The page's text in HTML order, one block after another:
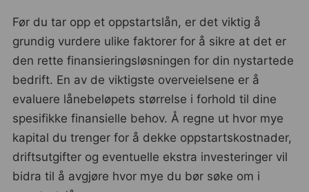
Før du tar opp et oppstartslån, er det viktig å
grundig vurdere ulike faktorer for å sikre at det er
den rette finansieringsløsningen for din nystartede
bedrift. En av de viktigste overveielsene er å
evaluere lånebeløpets størrelse i forhold til dine
spesifikke finansielle behov. Å regne ut hvor mye
kapital du trenger for å dekke oppstartskostnader,
driftsutgifter og eventuelle ekstra investeringer vil
bidra til å avgjøre hvor mye du bør søke om i